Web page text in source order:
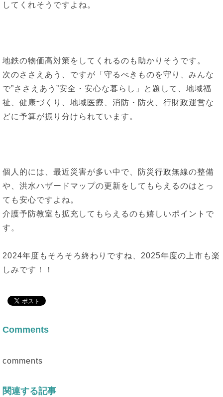
してくれそうですよね。
地鉄の物価高対策をしてくれるのも助かりそうです。
次のささえあう、ですが「守るべきものを守り、みんな
で”ささえあう”安全・安心な暮らし」と題して、地域福
祉、健康づくり、地域医療、消防・防火、行財政運営な
どに予算が振り分けられています。
個人的には、最近災害が多い中で、防災行政無線の整備
や、洪水ハザードマップの更新をしてもらえるのはとっ
ても安心ですよね。
介護予防教室も拡充してもらえるのも嬉しいポイントで
す。
2024年度もそろそろ終わりですね、2025年度の上市も楽
しみです！！
Comments
comments
関連する記事